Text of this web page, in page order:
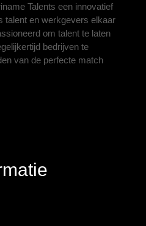
Talents een innovatief
talent en werkgevers elkaar
om talent te laten
bedrijven te
van de perfecte match